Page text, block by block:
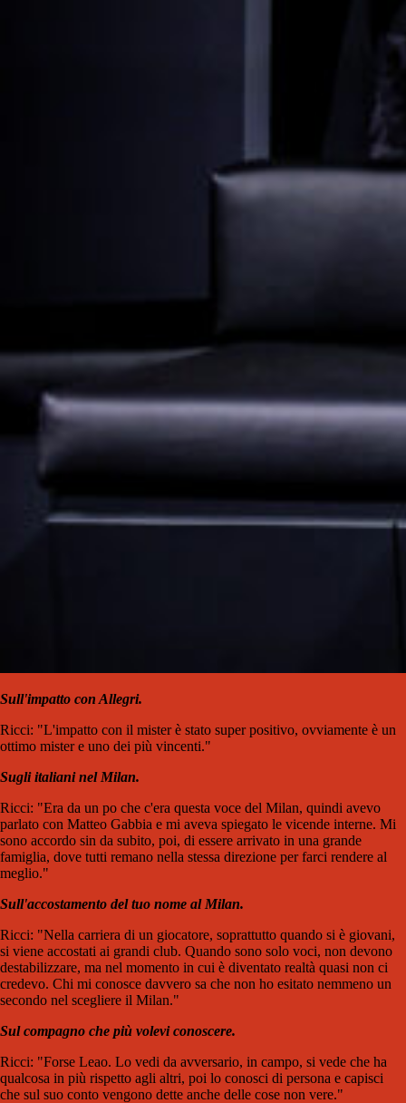
Sull'impatto con Allegri.
Ricci: "L'impatto con il mister è stato super positivo, ovviamente è un
ottimo mister e uno dei più vincenti."
Sugli italiani nel Milan.
Ricci: "Era da un po che c'era questa voce del Milan, quindi avevo
parlato con Matteo Gabbia e mi aveva spiegato le vicende interne. Mi
sono accordo sin da subito, poi, di essere arrivato in una grande
famiglia, dove tutti remano nella stessa direzione per farci rendere al
meglio."
Sull'accostamento del tuo nome al Milan.
Ricci: "Nella carriera di un giocatore, soprattutto quando si è giovani,
si viene accostati ai grandi club. Quando sono solo voci, non devono
destabilizzare, ma nel momento in cui è diventato realtà quasi non ci
credevo. Chi mi conosce davvero sa che non ho esitato nemmeno un
secondo nel scegliere il Milan."
Sul compagno che più volevi conoscere.
Ricci: "Forse Leao. Lo vedi da avversario, in campo, si vede che ha
qualcosa in più rispetto agli altri, poi lo conosci di persona e capisci
che sul suo conto vengono dette anche delle cose non vere."